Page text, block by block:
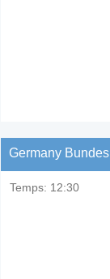
Germany
Temps: 12:30